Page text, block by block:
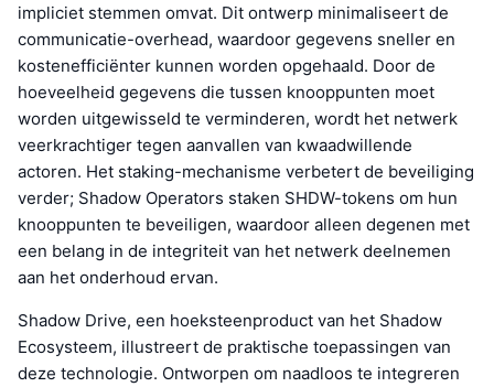
impliciet stemmen omvat. Dit ontwerp minimaliseert de
communicatie-overhead, waardoor gegevens sneller en
kostenefficiënter kunnen worden opgehaald. Door de
hoeveelheid gegevens die tussen knooppunten moet
worden uitgewisseld te verminderen, wordt het netwerk
veerkrachtiger tegen aanvallen van kwaadwillende
actoren. Het staking-mechanisme verbetert de beveiliging
verder; Shadow Operators staken SHDW-tokens om hun
knooppunten te beveiligen, waardoor alleen degenen met
een belang in de integriteit van het netwerk deelnemen
aan het onderhoud ervan.
Shadow Drive, een hoeksteenproduct van het Shadow
Ecosysteem, illustreert de praktische toepassingen van
deze technologie. Ontworpen om naadloos te integreren